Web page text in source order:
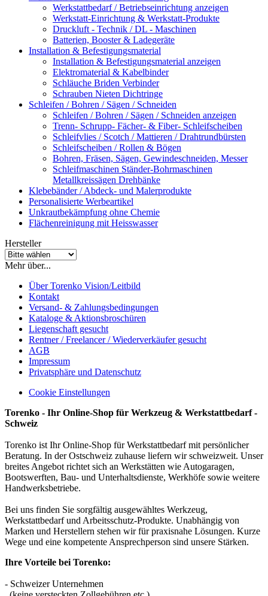
Werkstattbedarf / Betriebseinrichtung anzeigen
Werkstatt-Einrichtung & Werkstatt-Produkte
Druckluft - Technik / DL - Maschinen
Batterien, Booster & Ladegeräte
Installation & Befestigungsmaterial
Installation & Befestigungsmaterial anzeigen
Elektromaterial & Kabelbinder
Schläuche Briden Verbinder
Schrauben Nieten Dichtringe
Schleifen / Bohren / Sägen / Schneiden
Schleifen / Bohren / Sägen / Schneiden anzeigen
Trenn- Schrupp- Fächer- & Fiber- Schleifscheiben
Schleifvlies / Scotch / Mattieren / Drahtrundbürsten
Schleifscheiben / Rollen & Bögen
Bohren, Fräsen, Sägen, Gewindeschneiden, Messer
Schleifmaschinen Ständer-Bohrmaschinen
Metallkreissägen Drehbänke
Klebebänder / Abdeck- und Malerprodukte
Personalisierte Werbeartikel
Unkrautbekämpfung ohne Chemie
Flächenreinigung mit Heisswasser
Hersteller
Mehr über...
Über Torenko Vision/Leitbild
Kontakt
Versand- & Zahlungsbedingungen
Kataloge & Aktionsbroschüren
Liegenschaft gesucht
Rentner / Freelancer / Wiederverkäufer gesucht
AGB
Impressum
Privatsphäre und Datenschutz
Cookie Einstellungen
Torenko - Ihr Online-Shop für Werkzeug & Werkstattbedarf -
Schweiz
Torenko ist Ihr Online-Shop für Werkstattbedarf mit persönlicher
Beratung. In der Ostschweiz zuhause liefern wir schweizweit. Unser
breites Angebot richtet sich an Werkstätten wie Autogaragen,
Bootswerften, Bau- und Unterhaltsdienste, Werkhöfe sowie weitere
Handwerksbetriebe.
Bei uns finden Sie sorgfältig ausgewähltes Werkzeug,
Werkstattbedarf und Arbeitsschutz-Produkte. Unabhängig von
Marken und Herstellern stehen wir für praxisnahe Lösungen. Kurze
Wege und eine kompetente Ansprechperson sind unsere Stärken.
Ihre Vorteile bei Torenko:
- Schweizer Unternehmen